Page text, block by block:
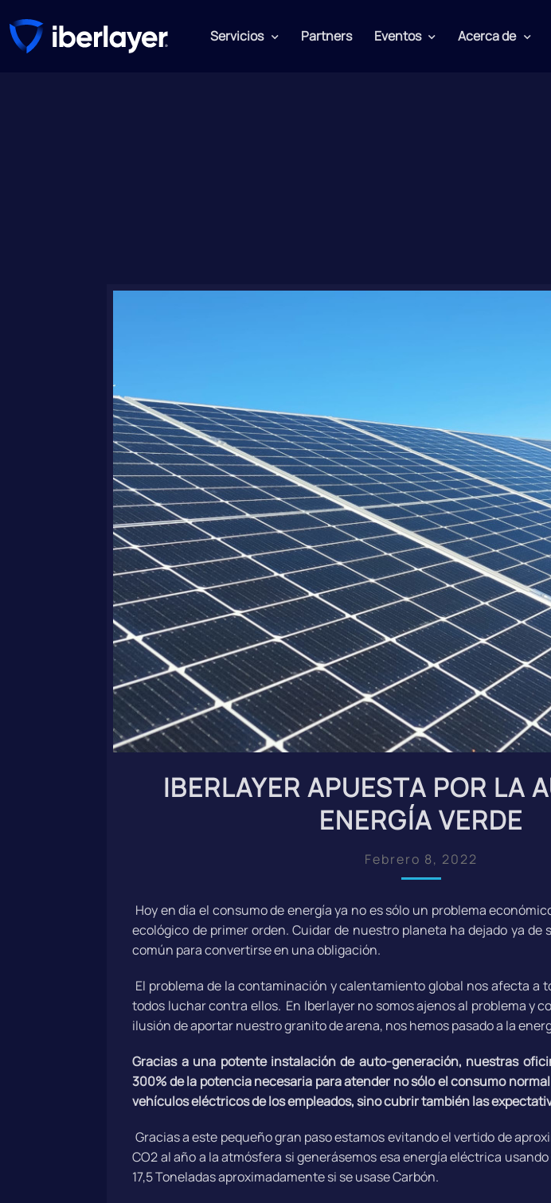
Servicios Partners Eventos Acerca de
IBERLAYER APUESTA POR LA
ENERGÍA VERDE
Febrero 8, 2022
Hoy en día el consumo de energía ya no es sólo un problema
ecológico de primer orden. Cuidar de nuestro planeta ha dejado ya de
común para convertirse en una obligación.
El problema de la contaminación y calentamiento global nos afecta a
todos luchar contra ellos. En Iberlayer no somos ajenos al problema y
ilusión de aportar nuestro granito de arena, nos hemos pasado a la
Gracias a una potente instalación de auto-generación, nuestras
300% de la potencia necesaria para atender no sólo el consumo
vehículos eléctricos de los empleados, sino cubrir también las
Gracias a este pequeño gran paso estamos evitando el vertido de
CO2 al año a la atmósfera si generásemos esa energía eléctrica
17,5 Toneladas aproximadamente si se usase Carbón.